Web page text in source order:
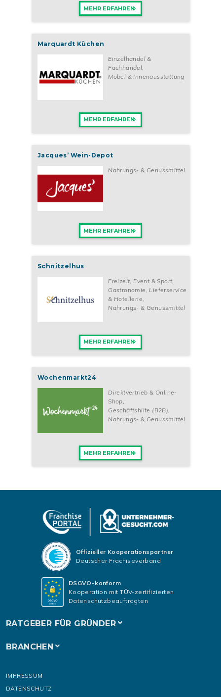
MEHR ERFAHREN
Marquardt Küchen
Einzelhandel &
Fachhandel,
Möbel & Innenausstattung
MEHR ERFAHREN
Jacques’ Wein-Depot
Nahrungs- & Genussmittel
MEHR ERFAHREN
Schnitzelhus
Freizeit, Event & Sport,
Gastronomie, Lieferservice
& Hotellerie,
Nahrungs- & Genussmittel
MEHR ERFAHREN
Wochenmarkt24
Direktvertrieb & Online-
Shop
Geschäftshilfe (B2B)
Nahrungs- & Genussmittel
MEHR ERFAHREN
Offizieller Kooperationspartner
Deutscher Frachiseverband
DSGVO-konform
Kooperation mit TÜV-zertifizierten
Datenschutzbeauftragten
RATGEBER FÜR GRÜNDER
BRANCHEN
IMPRESSUM
DATENSCHUTZ